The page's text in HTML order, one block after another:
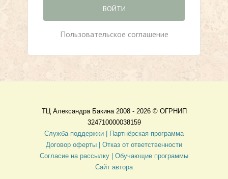
ВОЙТИ
Пользовательское соглашение
ТЦ Александра Бакина 2008 - 2026 © ОГРНИП
324710000038159
Служба поддержки |
Партнёрская программа
Договор оферты
| Отказ от ответственности
Согласие на рассылку | Обучающие программы
Сайт автора